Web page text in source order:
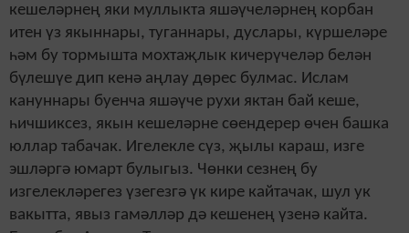
кешеләрнең яки муллыкта яшәүчеләрнең корбан
итен үз якыннары, туганнары, дуслары, күршеләре
һәм бу тормышта мохтаҗлык кичерүчеләр белән
бүлешүе дип кенә аңлау дөрес булмас. Ислам
кануннары буенча яшәүче рухи яктан бай кеше,
һичшиксез, якын кешеләрне сөендерер өчен башка
юллар табачак. Игелекле сүз, җылы караш, изге
эшләргә юмарт булыгыз. Чөнки сезнең бу
изгелекләрегез үзегезгә үк кире кайтачак, шул ук
вакытта, явыз гамәлләр дә кешенең үзенә кайта.